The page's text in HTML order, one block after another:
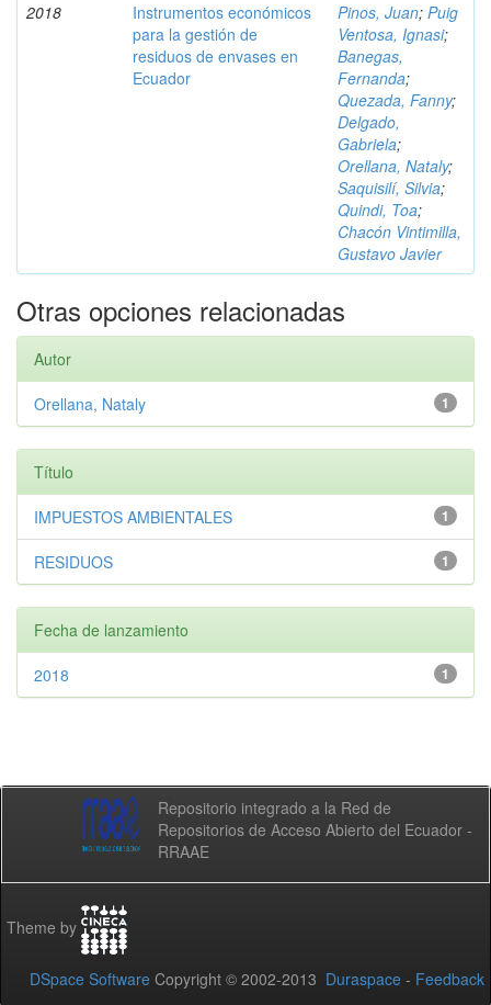
2018
Instrumentos económicos
para la gestión de
residuos de envases en
Ecuador
Pinos, Juan; Puig
Ventosa, Ignasi;
Banegas,
Fernanda;
Quezada, Fanny;
Delgado,
Gabriela;
Orellana, Nataly;
Saquisilí, Silvia;
Quindi, Toa;
Chacón Vintimilla,
Gustavo Javier
Otras opciones relacionadas
Autor
1
Orellana, Nataly
Título
1
IMPUESTOS AMBIENTALES
1
RESIDUOS
Fecha de lanzamiento
1
2018
Repositorio integrado a la Red de
Repositorios de Acceso Abierto del Ecuador -
RRAAE
Theme by
DSpace Software Copyright © 2002-2013 Duraspace - Feedback